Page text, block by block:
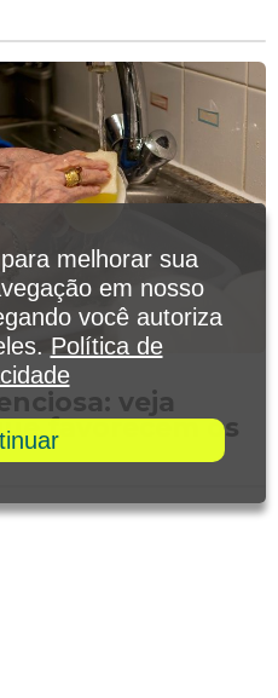
veja
favorecem os
melhorar sua
em nosso
você autoriza
Política de